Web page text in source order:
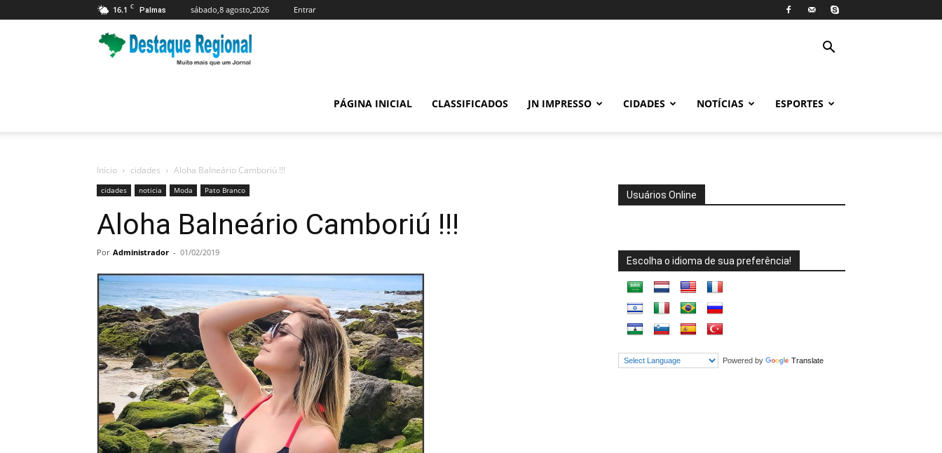
16.1 C Palmas sábado,8 agosto,2026 Entrar
PÁGINA INICIAL CLASSIFICADOS JN IMPRESSO CIDADES NOTÍCIAS ESPORTES
Início cidades Aloha Balneário Camboriú !!!
cidades noticia Moda Pato Branco
Aloha Balneário Camboriú !!!
Por Administrador - 01/02/2019
Usuários Online
Escolha o idioma de sua preferência!
Powered by Translate